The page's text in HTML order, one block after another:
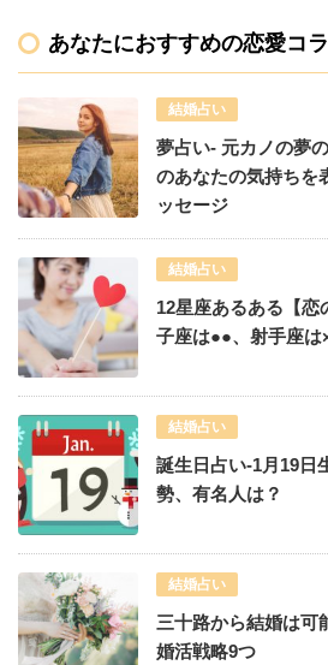
あなたにおすすめの恋愛コ
結婚占い
夢占い- 元カノの夢
のあなたの気持ちを
ッセージ
結婚占い
12星座あるある【恋
子座は●●、射手座は
結婚占い
誕生日占い-1月19日
勢、有名人は？
結婚占い
三十路から結婚は可
婚活戦略9つ